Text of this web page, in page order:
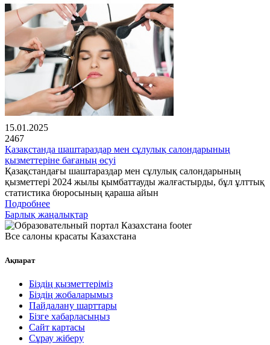
15.01.2025
2467
Қазақстанда шаштараздар мен сұлулық салондарының
қызметтеріне бағаның өсуі
Қазақстандағы шаштараздар мен сұлулық салондарының
қызметтері 2024 жылы қымбаттауды жалғастырды, бұл ұлттық
статистика бюросының қараша айын
Подробнее
Барлық жаңалықтар
Все салоны красаты Казахстана
Ақпарат
Біздің қызметтеріміз
Біздің жобаларымыз
Пайдалану шарттары
Бізге хабарласыңыз
Сайт картасы
Сұрау жіберу